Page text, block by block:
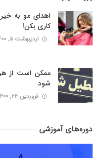
اهدای مو به
کاری بکن!
اردیبهشت ۵, ۱۴۰۰
شود
فروردین ۲۴, ۱۴۰۰
دوره‌های آموزشی